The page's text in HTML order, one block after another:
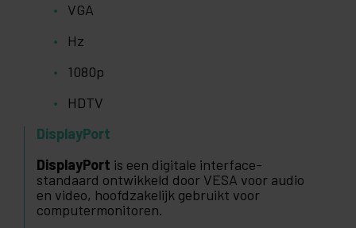
VGA
Hz
1080p
HDTV
DisplayPort
DisplayPort is een digitale interface-
standaard ontwikkeld door VESA voor audio
en video, hoofdzakelijk gebruikt voor
computermonitoren.